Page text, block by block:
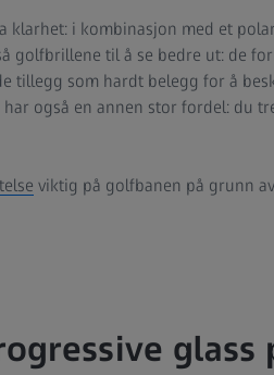
i kombinasjon med et
golfbrillene til å se bedre ut: de
tillegg som hardt belegg for å
også en annen stor fordel: du
viktig på golfbanen på grunn
glass